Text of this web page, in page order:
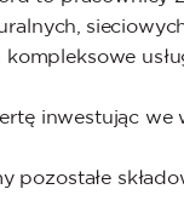
inwestując we
pozostałe